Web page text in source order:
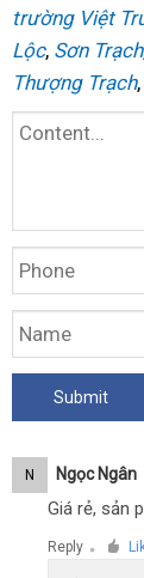
trường Việt
Lộc, Sơn Trạch
Thượng Trạch,
N Ngọc Ngân
Giá rẻ, sản
Reply ●